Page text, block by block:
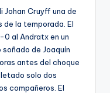
Johan Cruyff una de
la temporada. El
al Andratx en un
de Joaquín
antes del choque
solo dos
compañeros. El